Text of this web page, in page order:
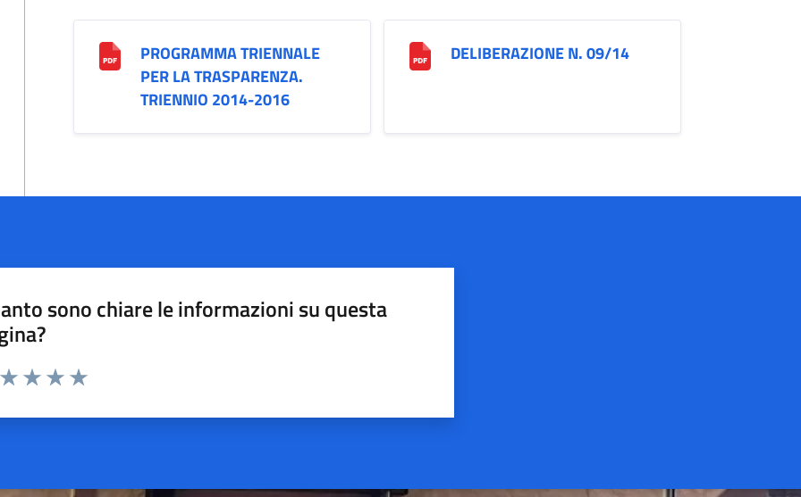
PROGRAMMA TRIENNALE
PER LA TRASPARENZA.
TRIENNIO 2014-2016
DELIBERAZIONE N. 09/14
sono chiare le informazioni su questa
da 1 a 5 stelle la pagina